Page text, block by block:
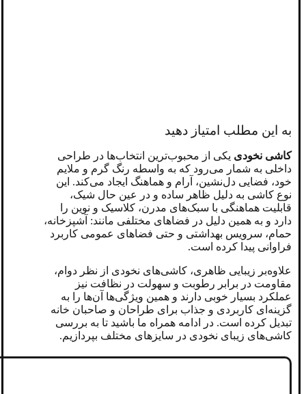
به این مطلب امتیاز دهید
کاشی نخودی یکی از محبوب‌ترین انتخاب‌ها در طراحی
داخلی به شمار می‌رود که به‌ واسطه رنگ گرم و ملایم
خود، فضایی دل‌نشین، آرام و هماهنگ ایجاد می‌کند. این
نوع کاشی به دلیل ظاهر ساده و در عین حال شیک،
قابلیت هماهنگی با سبک‌های مدرن، کلاسیک و نوین را
دارد و به همین دلیل در فضاهای مختلفی مانند: آشپزخانه،
حمام، سرویس بهداشتی و حتی فضاهای عمومی کاربرد
فراوانی پیدا کرده است.
علاوه‌بر زیبایی ظاهری، کاشی‌های نخودی از نظر دوام،
مقاومت در برابر رطوبت و سهولت در نظافت نیز
عملکرد بسیار خوبی دارند و همین ویژگی‌ها آن‌ها را به
گزینه‌ای کاربردی و جذاب برای طراحان و صاحبان خانه
تبدیل کرده است. در ادامه همراه ما باشید تا به بررسی
کاشی‌های زیبای نخودی در سایزهای مختلف بپردازیم.